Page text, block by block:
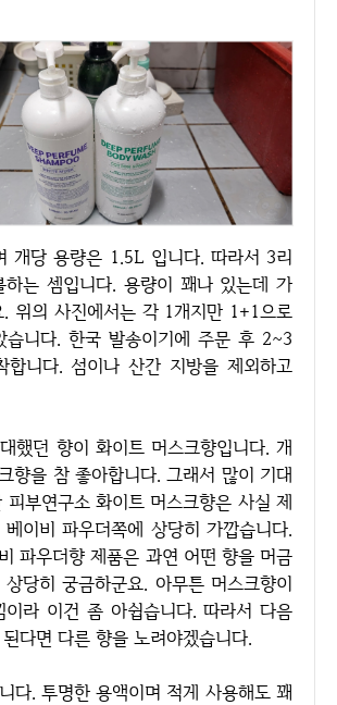
하는 셈입니다. 용량이 꽤나 있는데 가
위의 사진에서는 각 1개지만 1+1으로
습니다. 한국 발송이기에 주문 후 2~3
합니다. 섬이나 산간 지방을 제외하고
향을 참 좋아합니다. 그래서 많이 기대
피부연구소 화이트 머스크향은 사실 제
이비 파우더쪽에 상당히 가깝습니다.
파우더향 제품은 과연 어떤 향을 머금
당히 궁금하군요. 아무튼 머스크향이
이라 이건 좀 아쉽습니다. 따라서 다음
다면 다른 향을 노려야겠습니다.